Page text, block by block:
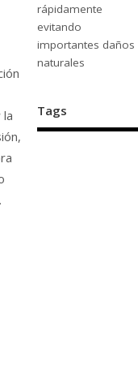
rápidamente
evitando
importantes daños
naturales
Tags